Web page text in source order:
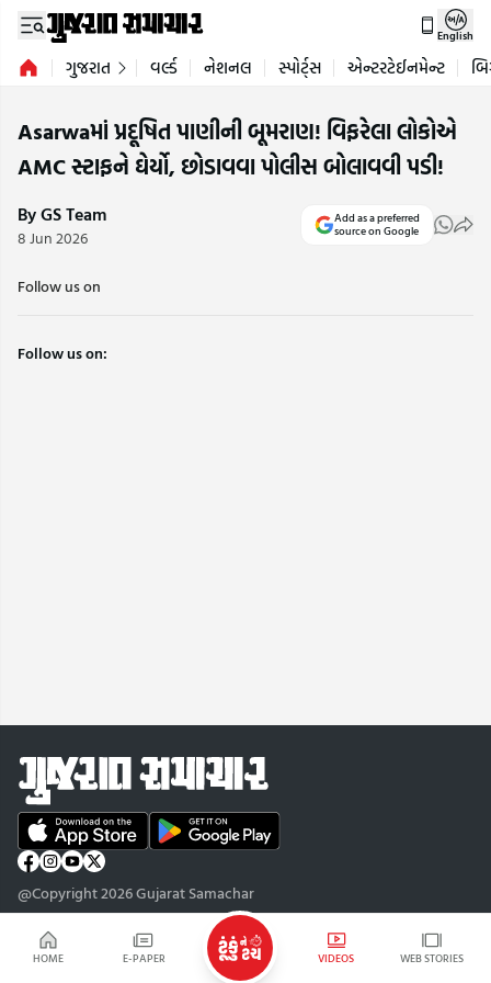
HOME E-PAPER VIDEOS WEB STORIES
English
ગુજરાત વર્લ્ડ નેશનલ સ્પોર્ટ્સ એન્ટરટેઈનમેન્ટ
Asarwaમાં પ્રદૂષિત પાણીની બૂમરાણ! વિફરેલા લોકોએ
AMC સ્ટાફને ઘેર્યો, છોડાવવા પોલીસ બોલાવવી પડી!
By GS Team
8 Jun 2026
Add as a preferred
source on Google
Follow us on
Follow us on:
@Copyright 2026 Gujarat Samachar